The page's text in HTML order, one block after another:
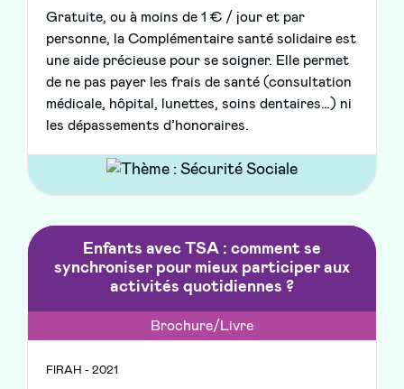
Gratuite, ou à moins de 1 € / jour et par
personne, la Complémentaire santé solidaire est
une aide précieuse pour se soigner. Elle permet
de ne pas payer les frais de santé (consultation
médicale, hôpital, lunettes, soins dentaires…) ni
les dépassements d’honoraires.
Enfants avec TSA : comment se
synchroniser pour mieux participer aux
activités quotidiennes ?
Brochure/Livre
FIRAH - 2021